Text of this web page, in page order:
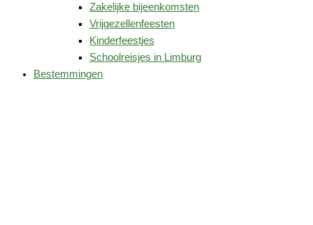
Zakelijke bijeenkomsten
Vrijgezellenfeesten
Kinderfeestjes
Schoolreisjes in Limburg
Bestemmingen